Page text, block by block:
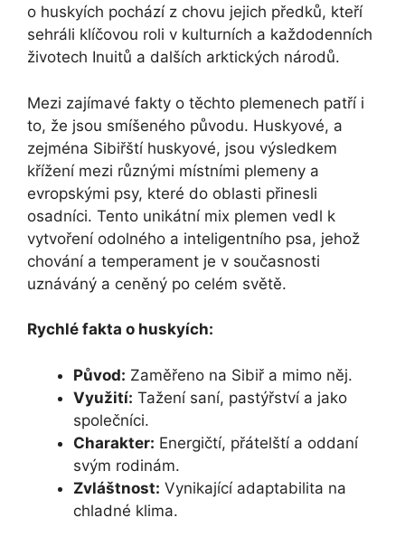
o huskyích pochází z chovu jejich předků, kteří
sehráli klíčovou roli v kulturních a každodenních
životech Inuitů a dalších arktických národů.
Mezi zajímavé fakty o těchto plemenech patří i
to, že jsou smíšeného původu. Huskyové, a
zejména Sibiřští huskyové, jsou výsledkem
křížení mezi různými místními plemeny a
evropskými psy, které do oblasti přinesli
osadníci. Tento unikátní mix plemen vedl k
vytvoření odolného a inteligentního psa, jehož
chování a temperament je v současnosti
uznáváný a ceněný po celém světě.
Rychlé fakta o huskyích:
Původ: Zaměřeno na Sibiř a mimo něj.
Využití: Tažení saní, pastýřství a jako
společníci.
Charakter: Energičtí, přátelští a oddaní
svým rodinám.
Zvláštnost: Vynikající adaptabilita na
chladné klima.